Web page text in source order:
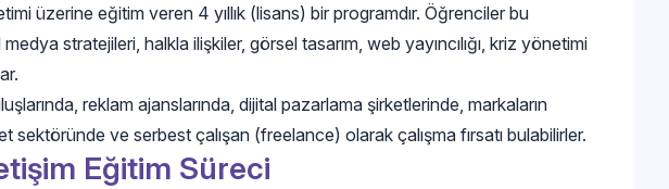
üzerine eğitim veren 4 yıllık (lisans) bir programdır. Öğrenciler bu
stratejileri, halkla ilişkiler, görsel tasarım, web yayıncılığı, kriz yönetimi
reklam ajanslarında, dijital pazarlama şirketlerinde, markaların
sektöründe ve serbest çalışan (freelance) olarak çalışma fırsatı bulabilirler.
Eğitim Süreci